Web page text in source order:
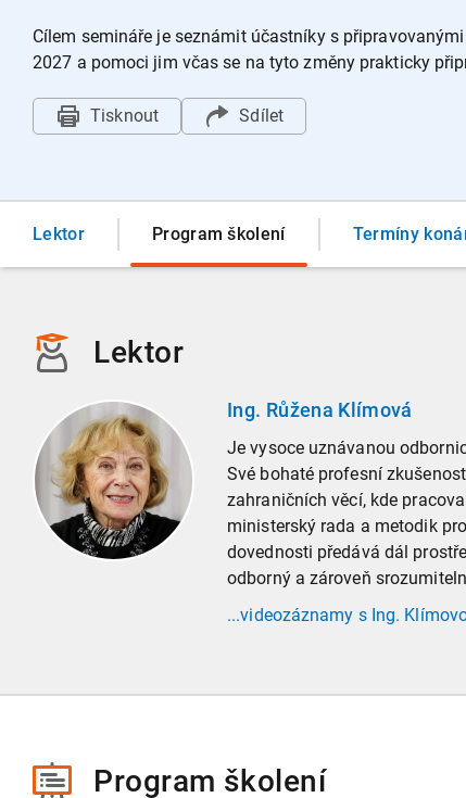
Cílem semináře je seznámit účastníky s
2027 a pomoci jim včas se na tyto změny prakticky
Tisknout Sdílet
Lektor Program školení Termíny
Lektor
Ing. Růžena Klímová
Je vysoce uznávanou
Své bohaté profesní
zahraničních věcí, kde
ministerský rada a metodik
dovednosti předává dál
odborný a zároveň
...videozáznamy s Ing.
Program školení